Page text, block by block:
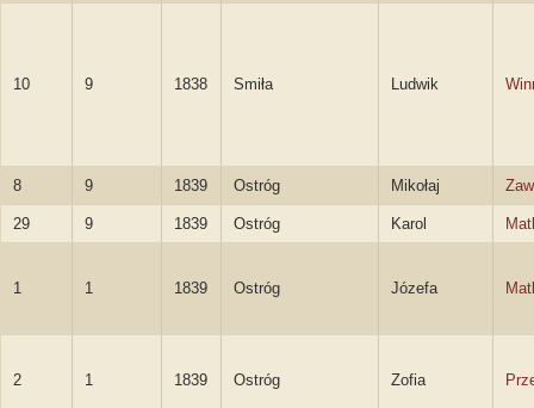
10 9 1838 Smiła Ludwik
8 9 1839 Ostróg Mikołaj
29 9 1839 Ostróg Karol
1 1 1839 Ostróg Józefa
2 1 1839 Ostróg Zofia